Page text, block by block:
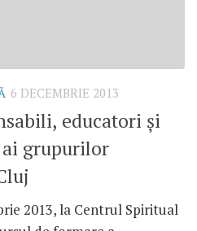
6 DECEMBRIE 2013
educatori şi
grupurilor
2013, la Centrul Spiritual